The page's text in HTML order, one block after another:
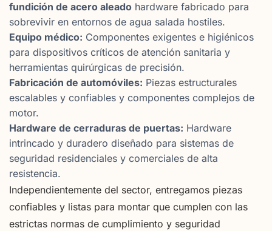
fundición de acero aleado hardware fabricado para
sobrevivir en entornos de agua salada hostiles.
Equipo médico: Componentes exigentes e higiénicos
para dispositivos críticos de atención sanitaria y
herramientas quirúrgicas de precisión.
Fabricación de automóviles: Piezas estructurales
escalables y confiables y componentes complejos de
motor.
Hardware de cerraduras de puertas: Hardware
intrincado y duradero diseñado para sistemas de
seguridad residenciales y comerciales de alta
resistencia.
Independientemente del sector, entregamos piezas
confiables y listas para montar que cumplen con las
estrictas normas de cumplimiento y seguridad